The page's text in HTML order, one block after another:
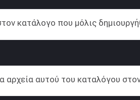
κατάλογο που μόλις
αρχεία αυτού του καταλόγου